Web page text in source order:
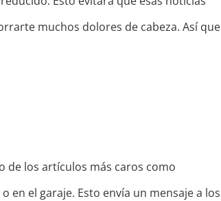
muchos dolores de cabeza. Así que
de los artículos más caros como
en el garaje. Esto envía un mensaje a los